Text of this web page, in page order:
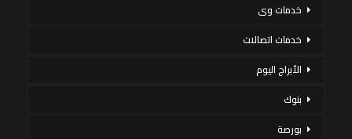
خدمات وى
خدمات اتصالات
الأبراج اليوم
بنوك
بورصة